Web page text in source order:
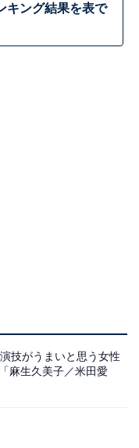
キング結果を表で
技がうまいと思う女性
麻生久美子／米田愛